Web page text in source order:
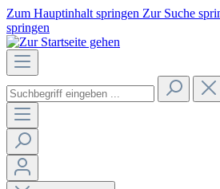
Zum Hauptinhalt springen Zur Suche
springen